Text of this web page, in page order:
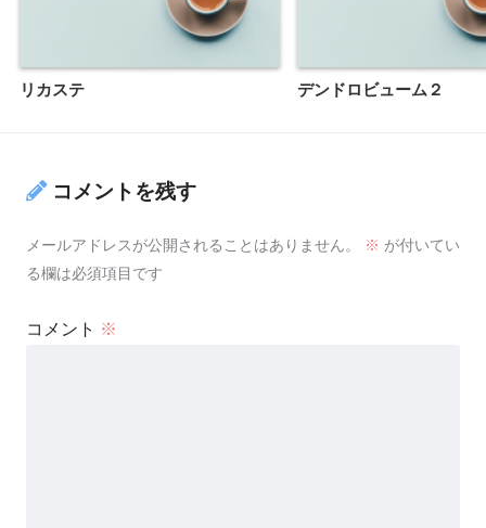
リカステ デンドロビューム２
コメントを残す
メールアドレスが公開されることはありません。 ※ が付いてい
る欄は必須項目です
コメント ※